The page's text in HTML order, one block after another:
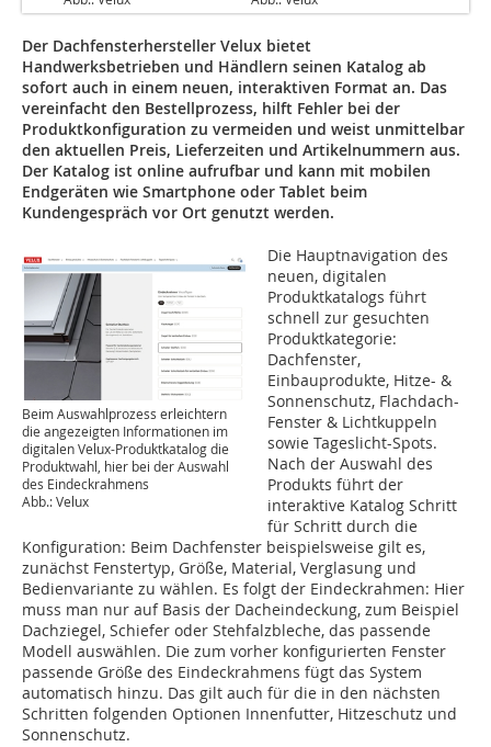
Der Dachfensterhersteller Velux bietet
Handwerksbetrieben und Händlern seinen Katalog ab
sofort auch in einem neuen, interaktiven Format an. Das
vereinfacht den Bestellprozess, hilft Fehler bei der
Produktkonfiguration zu vermeiden und weist unmittelbar
den aktuellen Preis, Lieferzeiten und Artikelnummern aus.
Der Katalog ist online aufrufbar und kann mit mobilen
Endgeräten wie Smartphone oder Tablet beim
Kundengespräch vor Ort genutzt werden.
Beim Auswahlprozess erleichtern
die angezeigten Informationen im
digitalen Velux-Produktkatalog die
Produktwahl, hier bei der Auswahl
des Eindeckrahmens
Abb.: Velux
Die Hauptnavigation des
neuen, digitalen
Produktkatalogs führt
schnell zur gesuchten
Produktkategorie:
Dachfenster,
Einbauprodukte, Hitze- &
Sonnenschutz, Flachdach-
Fenster & Lichtkuppeln
sowie Tageslicht-Spots.
Nach der Auswahl des
Produkts führt der
interaktive Katalog Schritt
für Schritt durch die
Konfiguration: Beim Dachfenster beispielsweise gilt es,
zunächst Fenstertyp, Größe, Material, Verglasung und
Bedienvariante zu wählen. Es folgt der Eindeckrahmen: Hier
muss man nur auf Basis der Dacheindeckung, zum Beispiel
Dachziegel, Schiefer oder Stehfalzbleche, das passende
Modell auswählen. Die zum vorher konfigurierten Fenster
passende Größe des Eindeckrahmens fügt das System
automatisch hinzu. Das gilt auch für die in den nächsten
Schritten folgenden Optionen Innenfutter, Hitzeschutz und
Sonnenschutz.